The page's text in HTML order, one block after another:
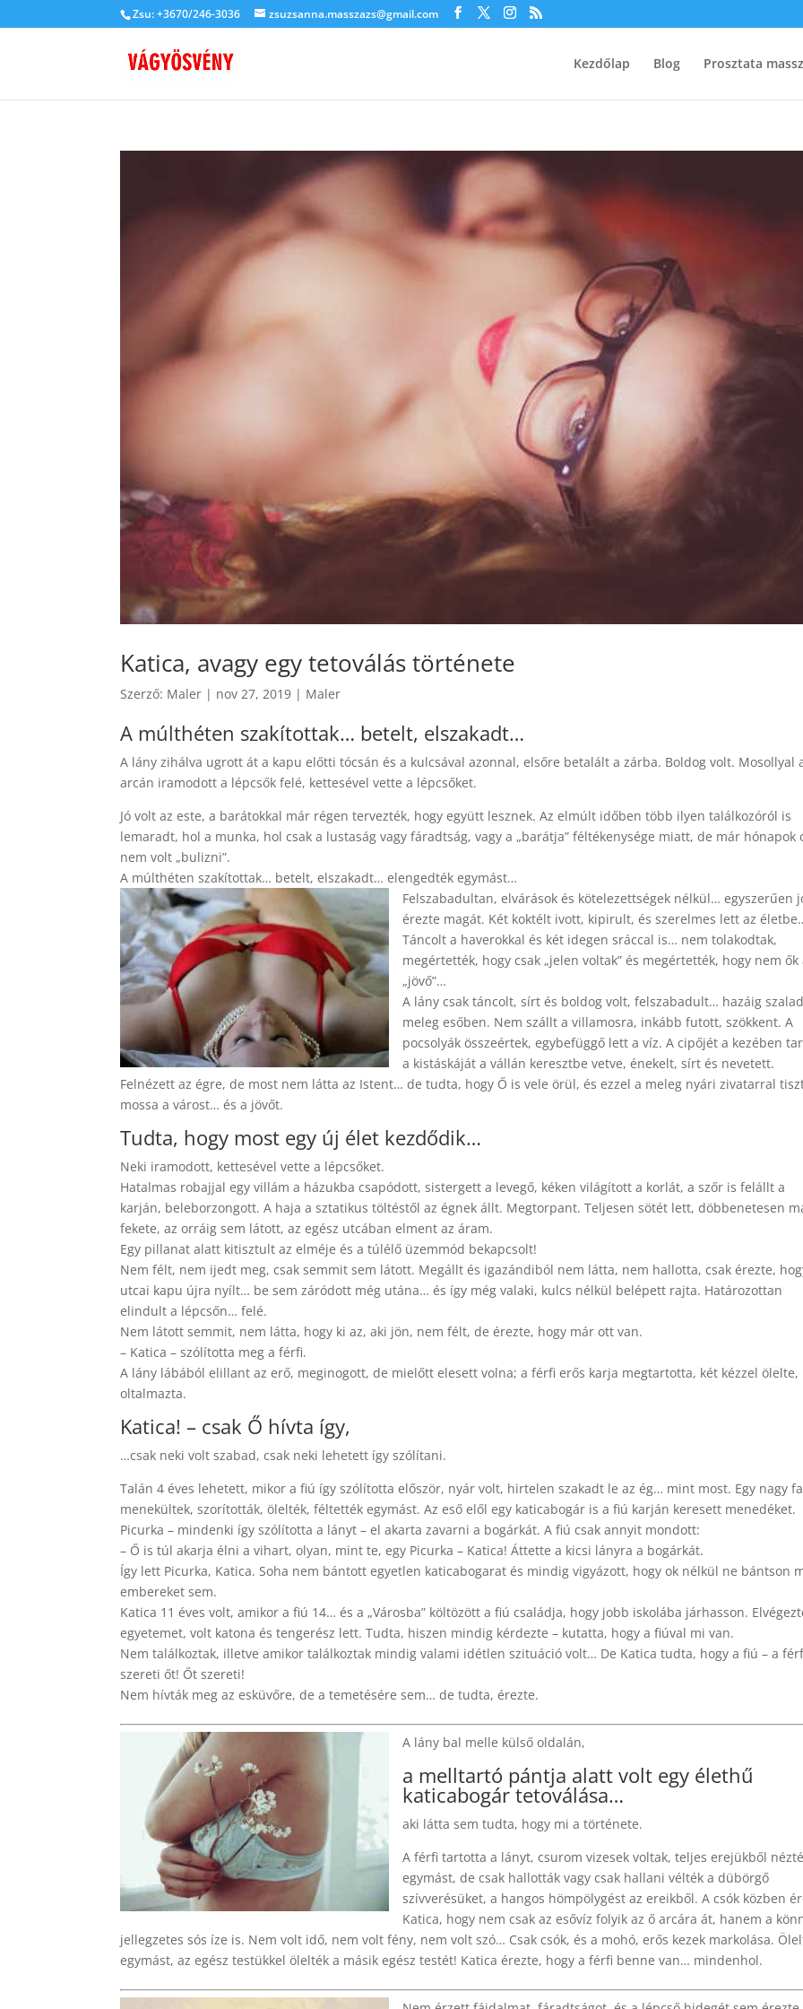
Zsu: +3670/246-3036 zsuzsanna.masszazs@gmail.com
Kezdőlap Blog Prosztata
Katica, avagy egy tetoválás története
Szerző: Maler | nov 27, 2019 | Maler
A múlthéten szakítottak… betelt, elszakadt…
A lány zihálva ugrott át a kapu előtti tócsán és a kulcsával azonnal, elsőre betalált a zárba. Boldog volt. Mosollyal
arcán iramodott a lépcsők felé, kettesével vette a lépcsőket.
Jó volt az este, a barátokkal már régen tervezték, hogy együtt lesznek. Az elmúlt időben több ilyen találkozóról is
lemaradt, hol a munka, hol csak a lustaság vagy fáradtság, vagy a „barátja” féltékenysége miatt, de már hónapok
nem volt „bulizni”.
A múlthéten szakítottak… betelt, elszakadt… elengedték egymást…
Felszabadultan, elvárások és kötelezettségek nélkül… egyszerűen
érezte magát. Két koktélt ivott, kipirult, és szerelmes lett az
Táncolt a haverokkal és két idegen sráccal is… nem tolakodtak,
megértették, hogy csak „jelen voltak” és megértették, hogy nem ők
„jövő”…
A lány csak táncolt, sírt és boldog volt, felszabadult… hazáig
meleg esőben. Nem szállt a villamosra, inkább futott, szökkent. A
pocsolyák összeértek, egybefüggő lett a víz. A cipőjét a kezében
a kistáskáját a vállán keresztbe vetve, énekelt, sírt és nevetett.
Felnézett az égre, de most nem látta az Istent… de tudta, hogy Ő is vele örül, és ezzel a meleg nyári zivatarral
mossa a várost… és a jövőt.
Tudta, hogy most egy új élet kezdődik…
Neki iramodott, kettesével vette a lépcsőket.
Hatalmas robajjal egy villám a házukba csapódott, sistergett a levegő, kéken világított a korlát, a szőr is felállt a
karján, beleborzongott. A haja a sztatikus töltéstől az égnek állt. Megtorpant. Teljesen sötét lett, döbbenetesen
fekete, az orráig sem látott, az egész utcában elment az áram.
Egy pillanat alatt kitisztult az elméje és a túlélő üzemmód bekapcsolt!
Nem félt, nem ijedt meg, csak semmit sem látott. Megállt és igazándiból nem látta, nem hallotta, csak érezte,
utcai kapu újra nyílt… be sem záródott még utána… és így még valaki, kulcs nélkül belépett rajta. Határozottan
elindult a lépcsőn… felé.
Nem látott semmit, nem látta, hogy ki az, aki jön, nem félt, de érezte, hogy már ott van.
– Katica – szólította meg a férfi.
A lány lábából elillant az erő, meginogott, de mielőtt elesett volna; a férfi erős karja megtartotta, két kézzel ölelte,
oltalmazta.
Katica! – csak Ő hívta így,
…csak neki volt szabad, csak neki lehetett így szólítani.
Talán 4 éves lehetett, mikor a fiú így szólította először, nyár volt, hirtelen szakadt le az ég… mint most. Egy nagy
menekültek, szorították, ölelték, féltették egymást. Az eső elől egy katicabogár is a fiú karján keresett menedéket.
Picurka – mindenki így szólította a lányt – el akarta zavarni a bogárkát. A fiú csak annyit mondott:
– Ő is túl akarja élni a vihart, olyan, mint te, egy Picurka – Katica! Áttette a kicsi lányra a bogárkát.
Így lett Picurka, Katica. Soha nem bántott egyetlen katicabogarat és mindig vigyázott, hogy ok nélkül ne bántson
embereket sem.
Katica 11 éves volt, amikor a fiú 14… és a „Városba” költözött a fiú családja, hogy jobb iskolába járhasson.
egyetemet, volt katona és tengerész lett. Tudta, hiszen mindig kérdezte – kutatta, hogy a fiúval mi van.
Nem találkoztak, illetve amikor találkoztak mindig valami idétlen szituáció volt… De Katica tudta, hogy a fiú – a
szereti őt! Őt szereti!
Nem hívták meg az esküvőre, de a temetésére sem… de tudta, érezte.
A lány bal melle külső oldalán,
a melltartó pántja alatt volt egy élethű
katicabogár tetoválása…
aki látta sem tudta, hogy mi a története.
A férfi tartotta a lányt, csurom vizesek voltak, teljes erejükből
egymást, de csak hallották vagy csak hallani vélték a dübörgő
szívverésüket, a hangos hömpölygést az ereikből. A csók közben
Katica, hogy nem csak az esővíz folyik az ő arcára át, hanem a
jellegzetes sós íze is. Nem volt idő, nem volt fény, nem volt szó… Csak csók, és a mohó, erős kezek markolása.
egymást, az egész testükkel ölelték a másik egész testét! Katica érezte, hogy a férfi benne van… mindenhol.